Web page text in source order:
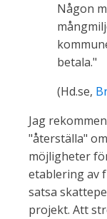
Någon
betala."
(Hd.se,
Jag
"återställa"
möjligheter
etablering av
satsa
projekt. Att